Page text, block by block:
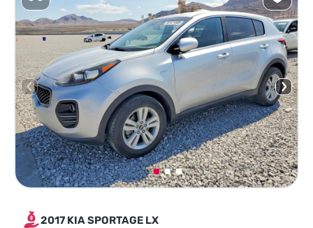
2017 KIA SPORTAGE LX